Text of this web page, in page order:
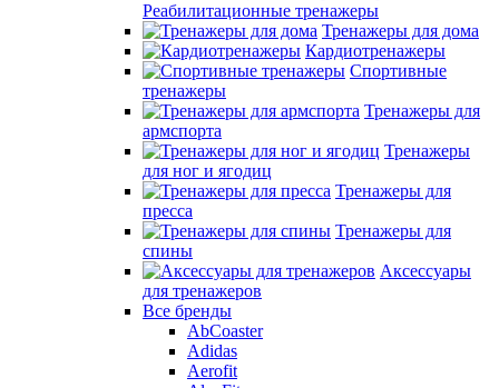
Реабилитационные тренажеры
Тренажеры для дома
Кардиотренажеры
Спортивные
тренажеры
Тренажеры для
армспорта
Тренажеры
для ног и ягодиц
Тренажеры для
пресса
Тренажеры для
спины
Аксессуары
для тренажеров
Все бренды
AbCoaster
Adidas
Aerofit